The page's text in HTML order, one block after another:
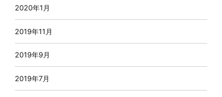
2020年1月
2019年11月
2019年9月
2019年7月